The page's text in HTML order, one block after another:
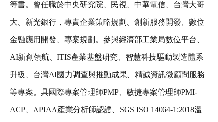
等書。曾任職於中央研究院、民視、中華電信、台灣大哥
大、新光銀行，專責企業策略規劃、創新服務開發、數位
金融應用開發、專案規劃。參與經濟部工業局數位平台、
AI新創領航、ITIS產業基盤研究、智慧科技驅動製造體系
升級、台灣AI國力調查與推動成果、精誠資訊微顧問服務
等專案。具國際專案管理師PMP、敏捷專案管理師PMI-
ACP、APIAA產業分析師認證、SGS ISO 14064-1:2018溫